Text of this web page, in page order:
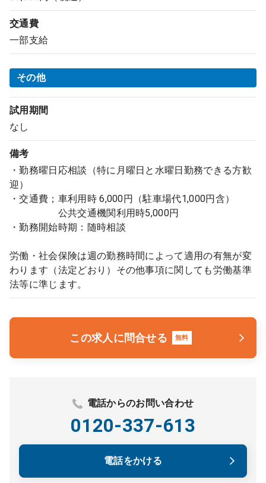
交通費
一部支給
その他
試用期間
なし
備考
・勤務曜日応相談（特に月曜日と水曜日勤務できる方歓
迎）
・交通費；車利用時 6,000円（駐車場代1,000円含）
公共交通機関利用時5,000円
・勤務開始時期：随時相談
労働・社会保険は週の勤務時間によって適用の有無が変
わります（法定どおり）その他事項に関しても労働基準
法等に準じます。
この求人に問合せる 無料
電話からのお問い合わせ
0120-337-613
電話をかける